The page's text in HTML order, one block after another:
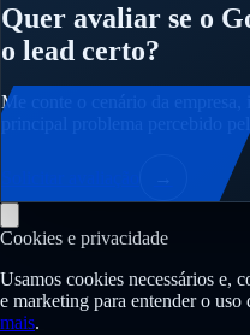
Quer avaliar se o
o lead certo?
Me conte o cenário da
principal problema percebido
Cookies e privacidade
Usamos cookies necessários e,
e marketing para entender o uso
mais.